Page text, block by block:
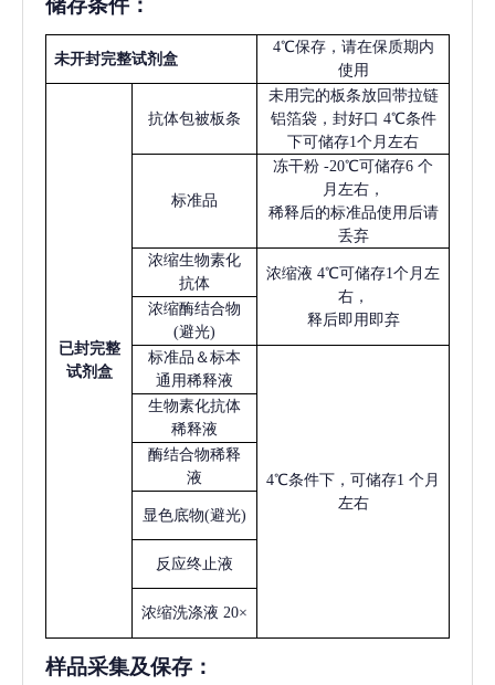
储存条件：
未开封完整试剂盒
4℃保存，请在保质期内
使用
已封完整
试剂盒
抗体包被板条
未用完的板条放回带拉链
铝箔袋，封好口 4℃条件
下可储存1个月左右
标准品
冻干粉 -20℃可储存6 个
月左右，
稀释后的标准品使用后请
丢弃
浓缩生物素化
抗体
浓缩液 4℃可储存1个月左
右，
释后即用即弃
浓缩酶结合物
(避光)
标准品＆标本
通用稀释液
4℃条件下，可储存1 个月
左右
生物素化抗体
稀释液
酶结合物稀释
液
显色底物(避光)
反应终止液
浓缩洗涤液 20×
样品采集及保存 ：